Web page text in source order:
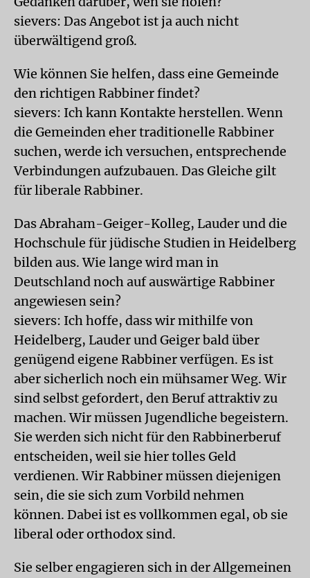
sievers: Das Angebot ist ja auch nicht
überwältigend groß.
Wie können Sie helfen, dass eine Gemeinde
den richtigen Rabbiner findet?
sievers: Ich kann Kontakte herstellen. Wenn
die Gemeinden eher traditionelle Rabbiner
suchen, werde ich versuchen, entsprechende
Verbindungen aufzubauen. Das Gleiche gilt
für liberale Rabbiner.
Das Abraham-Geiger-Kolleg, Lauder und die
Hochschule für jüdische Studien in Heidelberg
bilden aus. Wie lange wird man in
Deutschland noch auf auswärtige Rabbiner
angewiesen sein?
sievers: Ich hoffe, dass wir mithilfe von
Heidelberg, Lauder und Geiger bald über
genügend eigene Rabbiner verfügen. Es ist
aber sicherlich noch ein mühsamer Weg. Wir
sind selbst gefordert, den Beruf attraktiv zu
machen. Wir müssen Jugendliche begeistern.
Sie werden sich nicht für den Rabbinerberuf
entscheiden, weil sie hier tolles Geld
verdienen. Wir Rabbiner müssen diejenigen
sein, die sie sich zum Vorbild nehmen
können. Dabei ist es vollkommen egal, ob sie
liberal oder orthodox sind.
Sie selber engagieren sich in der Allgemeinen